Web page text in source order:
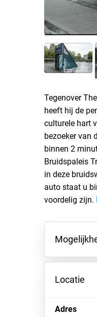
Tegenover
heeft hij de
culturele hart
bezoeker van
binnen 2
Bruidspaleis
in deze
auto staat u
voordelig zijn.
Locatie
Adres